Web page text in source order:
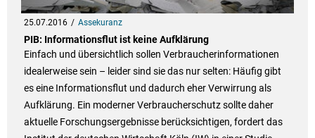
25.07.2016 Assekuranz
PIB: Informationsflut ist keine Aufklärung
Einfach und übersichtlich sollen Verbraucherinformationen
idealerweise sein – leider sind sie das nur selten: Häufig gibt
es eine Informationsflut und dadurch eher Verwirrung als
Aufklärung. Ein moderner Verbraucherschutz sollte daher
aktuelle Forschungsergebnisse berücksichtigen, fordert das